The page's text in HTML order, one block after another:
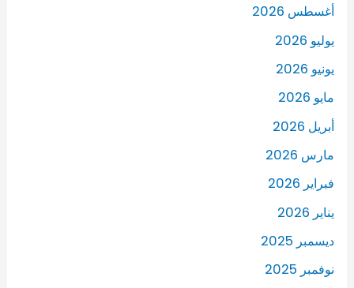
أغسطس 2026
يوليو 2026
يونيو 2026
مايو 2026
أبريل 2026
مارس 2026
فبراير 2026
يناير 2026
ديسمبر 2025
نوفمبر 2025